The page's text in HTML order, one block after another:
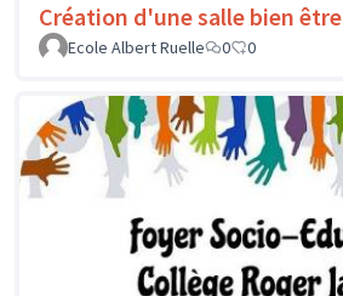
Création d'une salle bien être
Ecole Albert Ruelle
0 0